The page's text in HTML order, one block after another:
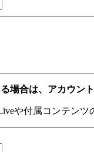
場合は、アカウン
や付属コンテンツ